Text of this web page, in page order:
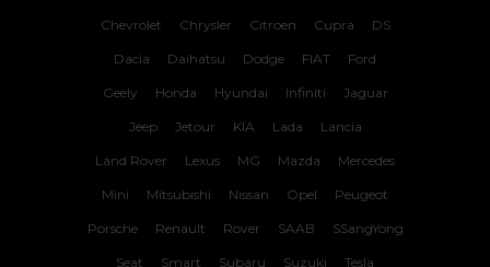
Chevrolet Chrysler Citroen Cupra DS
Dacia Daihatsu Dodge FIAT Ford
Geely Honda Hyundai Infiniti Jaguar
Jeep Jetour KIA Lada Lancia
Land Rover Lexus MG Mazda Mercedes
Mini Mitsubishi Nissan Opel Peugeot
Porsche Renault Rover SAAB SSangYong
Seat Smart Subaru Suzuki Tesla